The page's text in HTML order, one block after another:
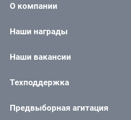
О компании
Наши награды
Наши вакансии
Техподдержка
Предвыборная агитация